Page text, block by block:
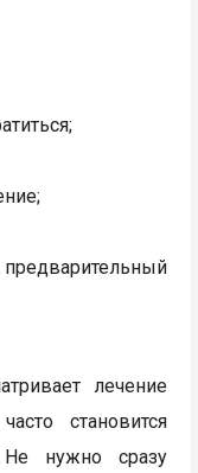
лечение
становится
нужно сразу